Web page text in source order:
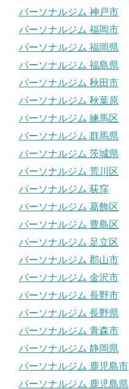
パーソナルジム 神戸市
パーソナルジム 福岡市
パーソナルジム 福岡県
パーソナルジム 福島県
パーソナルジム 秋田市
パーソナルジム 秋葉原
パーソナルジム 練馬区
パーソナルジム 群馬県
パーソナルジム 茨城県
パーソナルジム 荒川区
パーソナルジム 荻窪
パーソナルジム 葛飾区
パーソナルジム 豊島区
パーソナルジム 足立区
パーソナルジム 郡山市
パーソナルジム 金沢市
パーソナルジム 長野市
パーソナルジム 長野県
パーソナルジム 青森市
パーソナルジム 静岡県
パーソナルジム 鹿児島市
パーソナルジム 鹿児島県